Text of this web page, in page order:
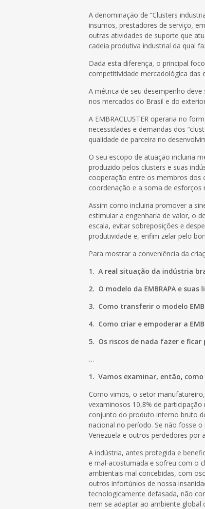
A denominação de “Clusters
insumos, prestadores de serviço,
outras atividades de suporte que
cadeia produtiva industrial da qual
Dada esta diferença, o principal
competitividade mercadológica das
A métrica de seu desempenho
nos mercados do Brasil e do
A EMBRACLUSTER operaria no
necessidades e demandas dos
qualidade de parceira no
O seu escopo de atuação incluiria
produzido pelos clusters e suas
cooperação entre os membros dos
coordenação e a soma de
Assim como incluiria promover a
estimular a engenharia de valor, o
escala, evitar sobreposições e
produtividade e, enfim zelar pelo
Para mostrar a conveniência da
1. A real situação da indústria
2. O modelo da EMBRAPA e
3. Como transferir o modelo
4. Como criar e empoderar a
5. Os riscos de nada fazer e ficar
…
1. Vamos examinar, então,
Como vimos, o setor
vexaminosos 10,8% de
conjunto do produto interno bruto
nacional no período. Se não fosse
Venezuela e outros perdedores por
A indústria, antes protegida e
e mal-acostumada e sofreu com o
ambientais mal concebidas, com
outros infortúnios de nossa
tecnologicamente defasada, não
nem se adaptar ao ambiente global